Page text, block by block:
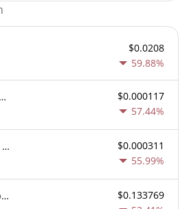
$0.0208
59.88%
The Nietzschean Mouse
$0.000117
57.44%
Football Capital Markets
$0.000311
55.99%
Argentine Football Association Fan Token
$0.133769